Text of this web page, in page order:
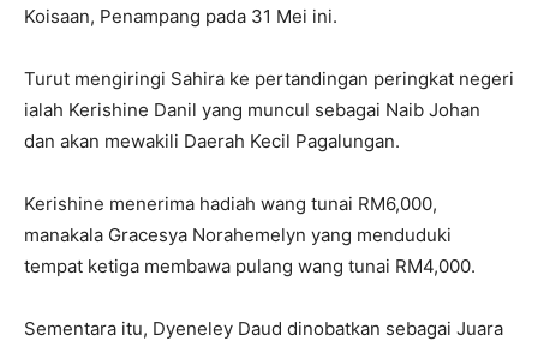
Koisaan, Penampang pada 31 Mei ini.
Turut mengiringi Sahira ke pertandingan peringkat negeri
ialah Kerishine Danil yang muncul sebagai Naib Johan
dan akan mewakili Daerah Kecil Pagalungan.
Kerishine menerima hadiah wang tunai RM6,000,
manakala Gracesya Norahemelyn yang menduduki
tempat ketiga membawa pulang wang tunai RM4,000.
Sementara itu, Dyeneley Daud dinobatkan sebagai Juara